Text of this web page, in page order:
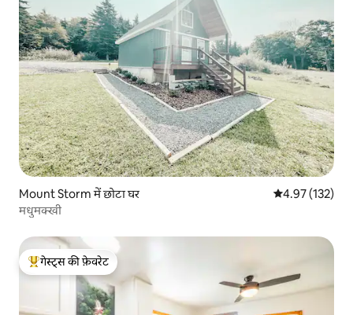
Mount Storm में छोटा घर औसत रेटिंग 5 में से
4.97 (132)
मधुमक्खी
गेस्ट्स का टॉप फ़ेवरेट
गेस्ट्स की फ़ेवरेट